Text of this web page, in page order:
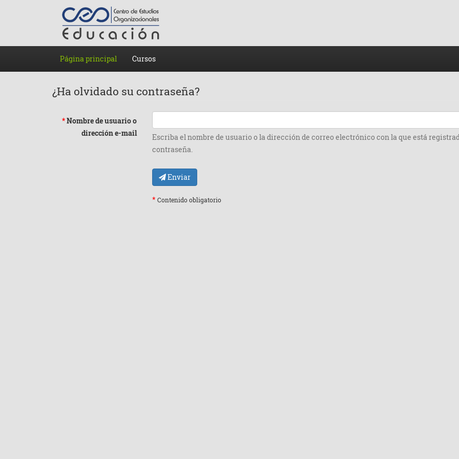
Página principal Cursos
¿Ha olvidado su contraseña?
*
dirección e-mail
Escriba el nombre de usuario o la dirección de correo electrónico con la que está
contraseña.
Enviar
* Contenido obligatorio